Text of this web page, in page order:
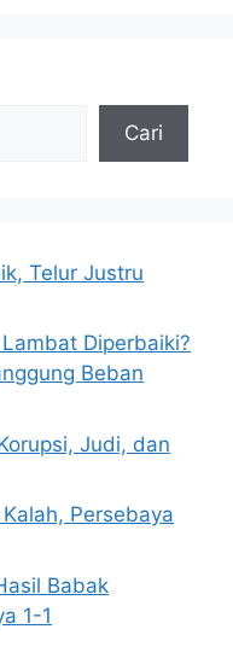
Cari
Telur Justru
Diperbaiki?
Beban
Judi, dan
Persebaya
Babak
1-1